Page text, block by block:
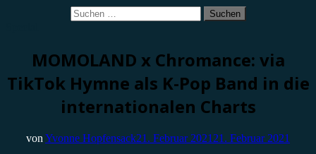
Suchen
nach:
MOMOLAND x Chromance: via
TikTok Hymne als K-Pop Band in die
internationalen Charts
von Yvonne Hopfensack21. Februar 2021 21. Februar 2021